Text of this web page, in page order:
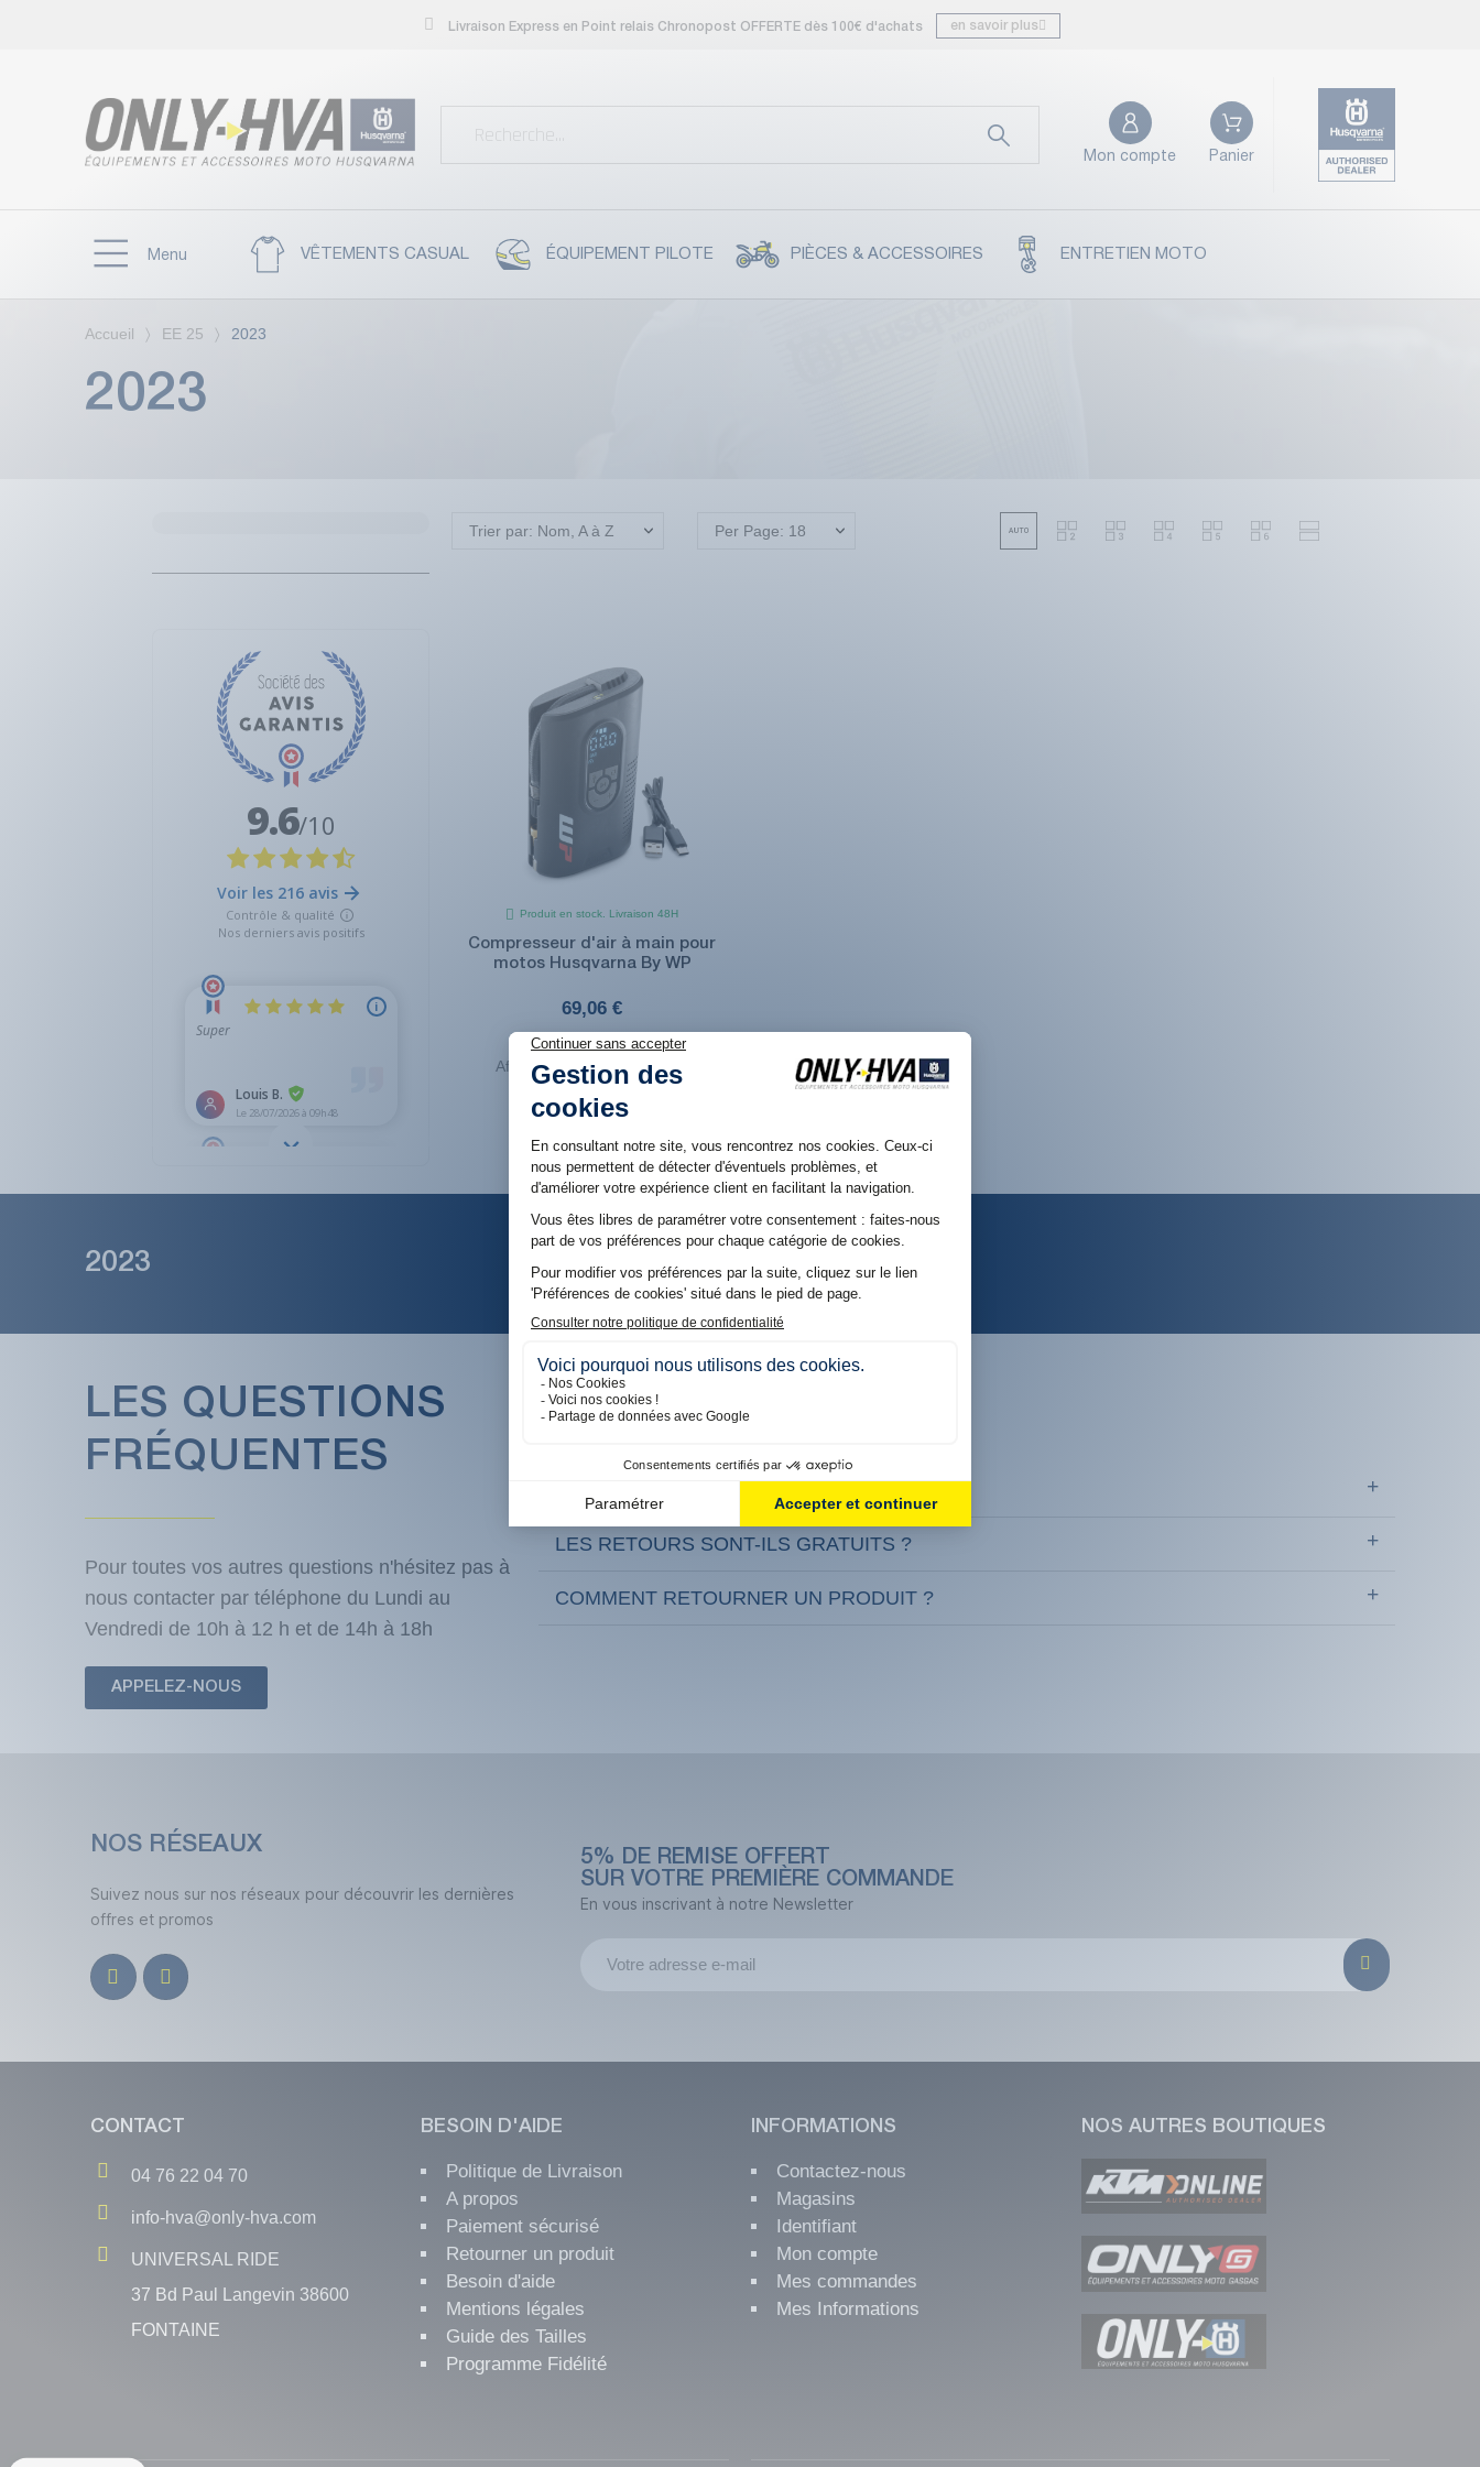
Livraison Express en Point relais Chronopost OFFERTE dès 100€ d'achats en savoir plus
Mon compte Panier
Menu VÊTEMENTS CASUAL ÉQUIPEMENT PILOTE PIÈCES & ACCESSOIRES ENTRETIEN MOTO
Accueil EE 25 2023
2023
Trier par: Nom, A à Z Per Page: 18
Produit en stock. Livraison 48H
Compresseur d'air à main pour
motos Husqvarna By WP
69,06 €
Affichage 1-1 de 1 article(s)
2023
LES QUESTIONS
FRÉQUENTES
Pour toutes vos autres questions n'hésitez pas à
nous contacter par téléphone du Lundi au
Vendredi de 10h à 12 h et de 14h à 18h
APPELEZ-NOUS
LES RETOURS SONT-ILS GRATUITS ?
COMMENT RETOURNER UN PRODUIT ?
NOS RÉSEAUX
Suivez nous sur nos réseaux pour découvrir les dernières
offres et promos
5% DE REMISE OFFERT
SUR VOTRE PREMIÈRE COMMANDE
En vous inscrivant à notre Newsletter
CONTACT
04 76 22 04 70
info-hva@only-hva.com
UNIVERSAL RIDE
37 Bd Paul Langevin 38600
FONTAINE
BESOIN D'AIDE
Politique de Livraison
A propos
Paiement sécurisé
Retourner un produit
Besoin d'aide
Mentions légales
Guide des Tailles
Programme Fidélité
INFORMATIONS
Contactez-nous
Magasins
Identifiant
Mon compte
Mes commandes
Mes Informations
NOS AUTRES BOUTIQUES